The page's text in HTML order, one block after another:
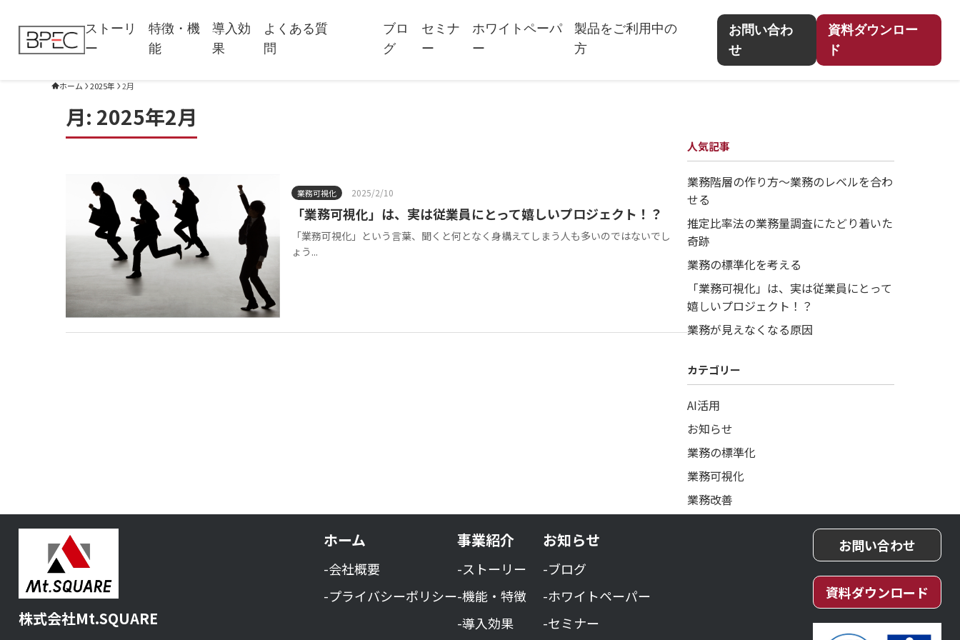
ストーリ
ー
特徴・機
能
導入効
果
よくある質
問
ブロ
グ
セミナ
ー
ホワイトペーパ
ー
製品をご利用中の
方
お問い合わ
せ
資料ダウンロー
ド
ホーム 2025年 2月
月: 2025年2月
業務可視化 2025/2/10
「業務可視化」は、実は従業員にとって嬉しいプロジェクト！？
「業務可視化」という言葉、聞くと何となく身構えてしまう人も多いのではないでし
ょう...
人気記事
業務階層の作り方～業務のレベルを合わ
せる
推定比率法の業務量調査にたどり着いた
奇跡
業務の標準化を考える
「業務可視化」は、実は従業員にとって
嬉しいプロジェクト！？
業務が見えなくなる原因
カテゴリー
AI活用
お知らせ
業務の標準化
業務可視化
業務改善
株式会社Mt.SQUARE
ホーム
-会社概要
-プライバシーポリシー
事業紹介
-ストーリー
-機能・特徴
-導入効果
お知らせ
-ブログ
-ホワイトペーパー
-セミナー
お問い合わせ
資料ダウンロード